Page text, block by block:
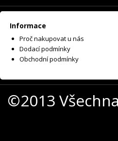
Informace
Proč nakupovat u nás
Dodací podmínky
Obchodní podmínky
©2013